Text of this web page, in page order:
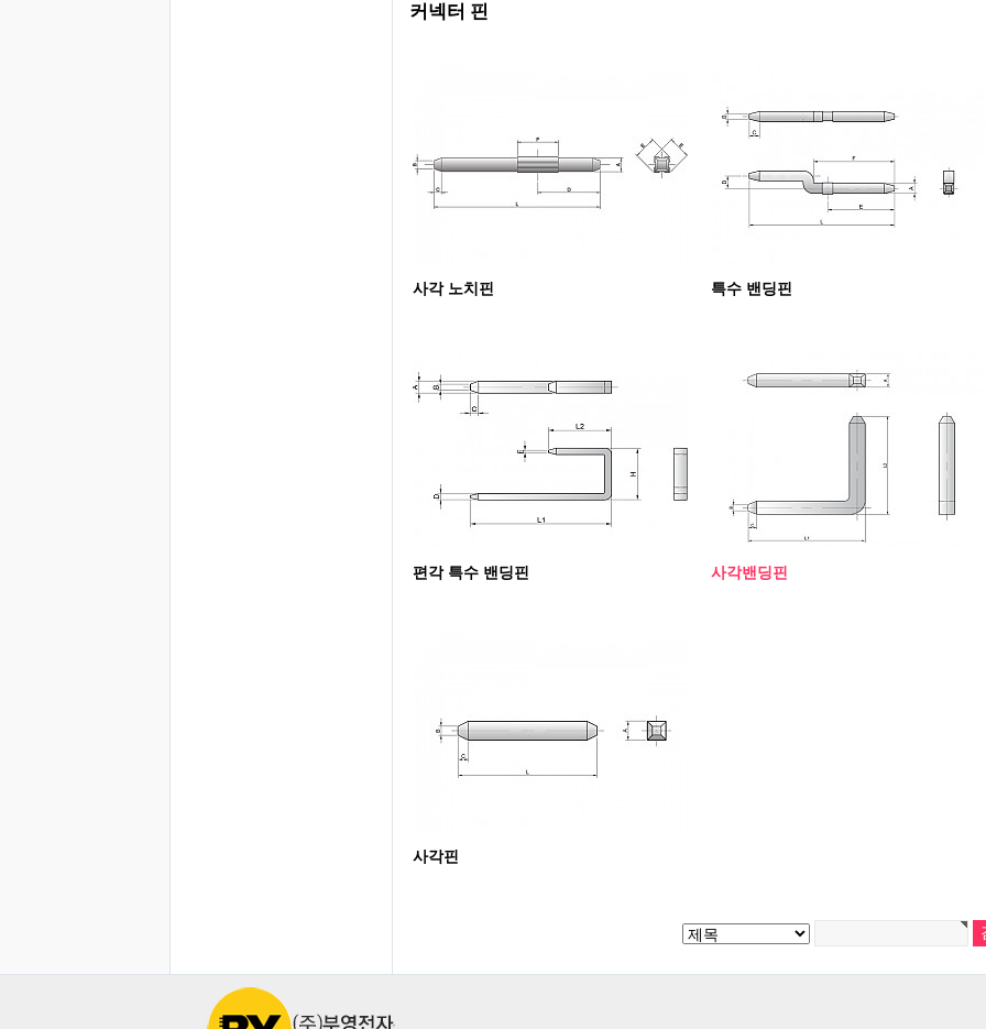
커넥터 핀
사각 노치핀 특수 밴딩핀
편각 특수 밴딩핀 사각밴딩핀
사각핀